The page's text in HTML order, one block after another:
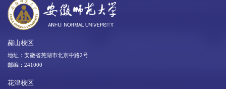
赭山校区
地址：安徽省芜湖市北京中路2号
邮编：241000
花津校区